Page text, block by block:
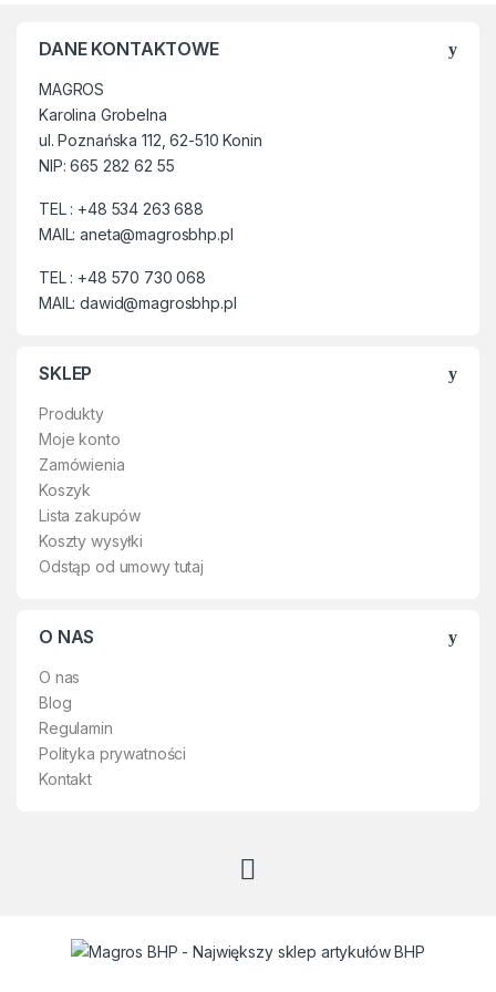
podczas pracy na działce,
Idealne na spacery do lasu
oraz grzyby.
Wykonane z wysokiej jakości
tworzywa PCV z Atestem/
Zdrowotnej PZH.
DANE KONTAKTOWE
MAGROS
Karolina Grobelna
ul. Poznańska 112, 62-510 Konin
NIP: 665 282 62 55
TEL : +48 534 263 688
MAIL: aneta@magrosbhp.pl
TEL : +48 570 730 068
MAIL: dawid@magrosbhp.pl
SKLEP
Produkty
Moje konto
Zamówienia
Koszyk
Lista zakupów
Koszty wysyłki
Odstąp od umowy tutaj
O NAS
O nas
Blog
Regulamin
Polityka prywatności
Kontakt